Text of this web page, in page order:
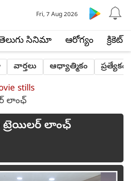
సినిమా ఆరోగ్యం క్రికెట్
Fri, 7 Aug 2026
వార్తలు ఆధ్యాత్మికం ప్రత్యేకం
stills
లాంఛ్
లాంఛ్